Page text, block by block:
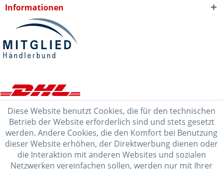
Informationen
Diese Website benutzt Cookies, die für den technischen
Betrieb der Website erforderlich sind und stets gesetzt
werden. Andere Cookies, die den Komfort bei Benutzung
dieser Website erhöhen, der Direktwerbung dienen oder
die Interaktion mit anderen Websites und sozialen
Netzwerken vereinfachen sollen, werden nur mit Ihrer